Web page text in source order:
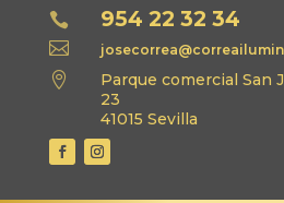
 954 22 32 34


Parque comercial San
23
41015 Sevilla